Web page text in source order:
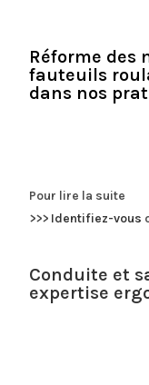
Réforme
fauteuils
dans nos
Pour lire la suite
>>> Identifiez-vous
Conduite et
expertise